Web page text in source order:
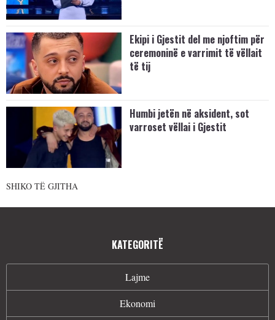
Ekipi i Gjestit del me njoftim për
ceremoninë e varrimit të vëllait
të tij
Humbi jetën në aksident, sot
varroset vëllai i Gjestit
SHIKO TË GJITHA
KATEGORITË
Lajme
Ekonomi